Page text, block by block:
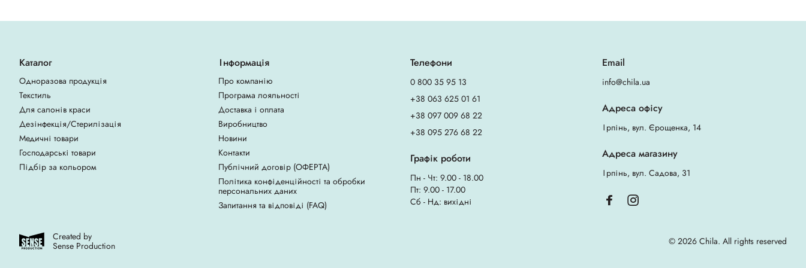
Каталог
Одноразова продукція
Текстиль
Для салонів краси
Дезінфекція/Стерилізація
Медичні товари
Господарські товари
Підбір за кольором
Інформація
Про компанію
Програма лояльності
Доставка і оплата
Виробництво
Новини
Контакти
Публічний договір (ОФЕРТА)
Політика конфіденційності та обробки
персональних даних
Запитання та відповіді (FAQ)
Телефони
0 800 35 95 13
+38 063 625 01 61
+38 097 009 68 22
+38 095 276 68 22
Графік роботи
Пн - Чт: 9.00 - 18.00
Пт: 9.00 - 17.00
Сб - Нд: вихідні
Email
info@chila.ua
Адреса офісу
Ірпінь, вул. Єрощенка, 14
Адреса магазину
Ірпінь, вул. Садова, 31
Created by
Sense Production
© 2026 Chila. All rights reserved